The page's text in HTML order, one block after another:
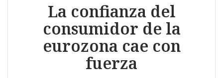
La confianza del
consumidor de la
eurozona cae con
fuerza